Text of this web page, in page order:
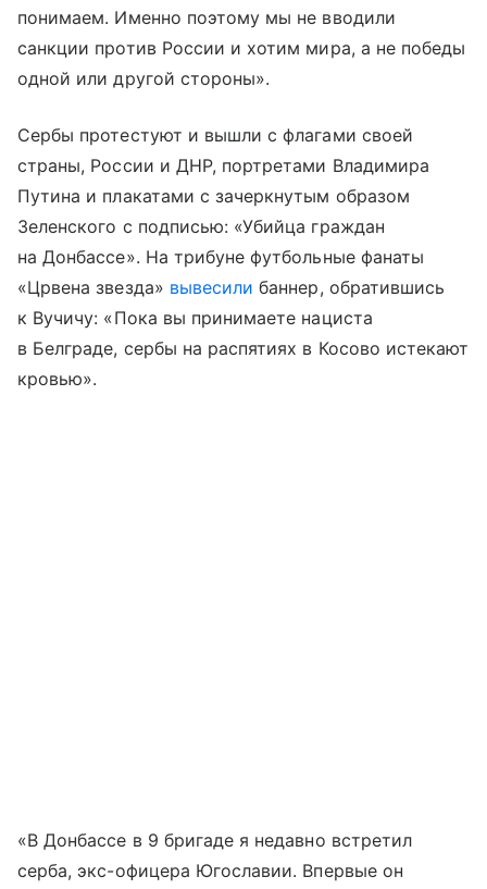
понимаем. Именно поэтому мы не вводили
санкции против России и хотим мира, а не победы
одной или другой стороны».
Сербы протестуют и вышли с флагами своей
страны, России и ДНР, портретами Владимира
Путина и плакатами с зачеркнутым образом
Зеленского с подписью: «Убийца граждан
на Донбассе». На трибуне футбольные фанаты
«Црвена звезда» вывесили баннер, обратившись
к Вучичу: «Пока вы принимаете нациста
в Белграде, сербы на распятиях в Косово истекают
кровью».
«В Донбассе в 9 бригаде я недавно встретил
серба, экс-офицера Югославии. Впервые он